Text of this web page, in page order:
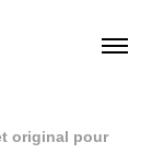
original pour